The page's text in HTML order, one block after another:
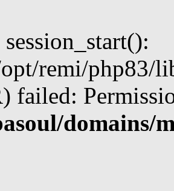
session_start():
remi/php83/
failed:
domains/